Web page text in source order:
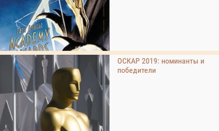
ОСКАР 2019: номинанты и
победители